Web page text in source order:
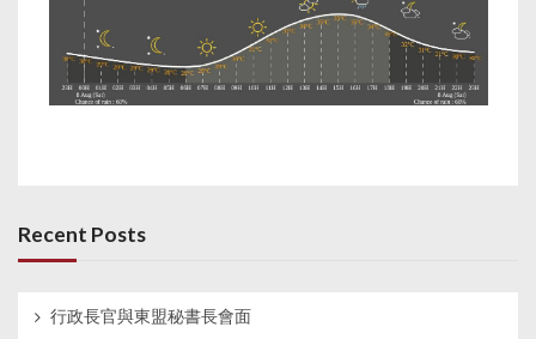
Recent Posts
行政長官與東盟秘書長會面